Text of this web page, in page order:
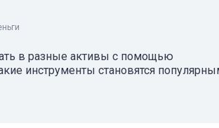
в разные активы с помощью
инструменты становятся